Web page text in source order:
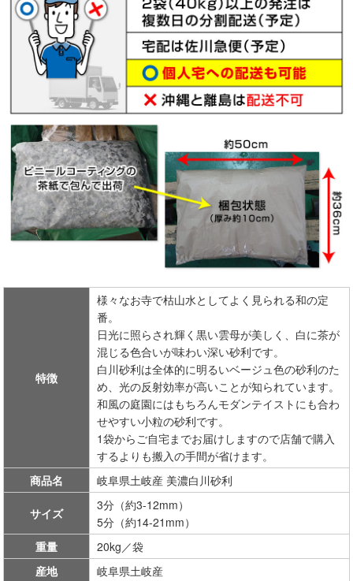
特徴
様々なお寺で枯山水としてよく見られる和の定
番。
日光に照らされ輝く黒い雲母が美しく、白に茶が
混じる色合いが味わい深い砂利です。
白川砂利は全体的に明るいベージュ色の砂利のた
め、光の反射効率が高いことが知られています。
和風の庭園にはもちろんモダンテイストにも合わ
せやすい小粒の砂利です。
1袋からご自宅までお届けしますので店舗で購入
するよりも搬入の手間が省けます。
商品名
岐阜県土岐産 美濃白川砂利
サイズ
3分（約3-12mm）
5分（約14-21mm）
重量
20kg／袋
産地
岐阜県土岐産